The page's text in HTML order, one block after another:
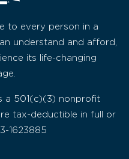
to every person in a
understand and afford,
its life-changing
a 501(c)(3) nonprofit
tax-deductible in full or
1623885